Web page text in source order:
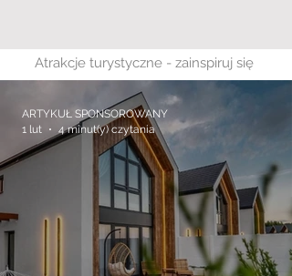
Atrakcje turystyczne - zainspiruj się
ARTYKUŁ SPONSOROWANY
1 lut
4 minut(y) czytania